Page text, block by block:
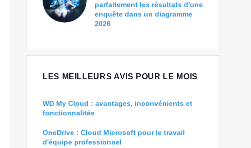
parfaitement les résultats d'une
enquête dans un diagramme
2026
LES MEILLEURS AVIS POUR LE MOIS
WD My Cloud : avantages, inconvénients et
fonctionnalités
OneDrive : Cloud Microsoft pour le travail
d'équipe professionnel